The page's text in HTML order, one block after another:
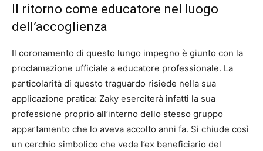
Il ritorno come educatore nel luogo
dell’accoglienza
Il coronamento di questo lungo impegno è giunto con la
proclamazione ufficiale a educatore professionale. La
particolarità di questo traguardo risiede nella sua
applicazione pratica: Zaky eserciterà infatti la sua
professione proprio all’interno dello stesso gruppo
appartamento che lo aveva accolto anni fa. Si chiude così
un cerchio simbolico che vede l’ex beneficiario del